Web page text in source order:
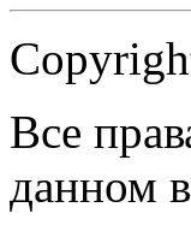
Все
данном